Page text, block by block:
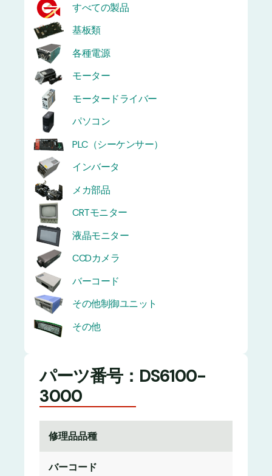
すべての製品
基板類
各種電源
モーター
モータードライバー
パソコン
PLC（シーケンサー）
インバータ
メカ部品
CRTモニター
液晶モニター
CCDカメラ
バーコード
その他制御ユニット
その他
パーツ番号：DS6100-
3000
修理品品種
バーコード